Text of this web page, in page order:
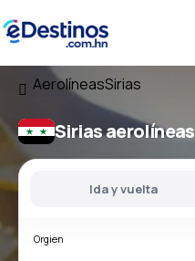
AerolíneasSirias
Sirias aerolíneas
Ida y vuelta
Orgien